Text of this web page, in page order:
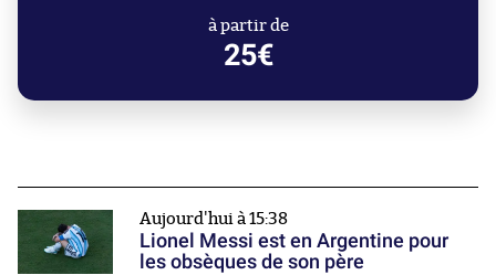
à partir de
25€
Aujourd'hui à 15:38
Lionel Messi est en Argentine pour
les obsèques de son père